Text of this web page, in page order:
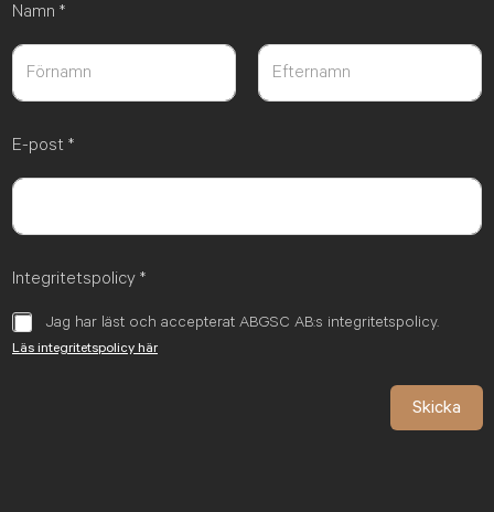
Namn *
E-post *
Integritetspolicy *
Jag har läst och accepterat ABGSC AB:s integritetspolicy.
Läs integritetspolicy här
Skicka